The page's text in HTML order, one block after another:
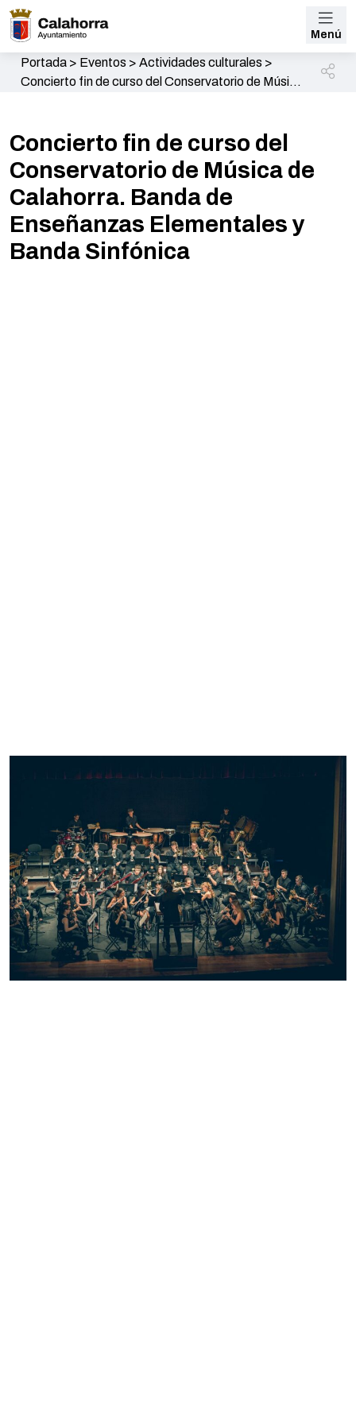
Menú
Portada> Eventos > Actividades culturales >
Concierto fin de curso del Conservatorio de Música
Concierto fin de curso del
Conservatorio de Música de
Calahorra. Banda de
Enseñanzas Elementales y
Banda Sinfónica